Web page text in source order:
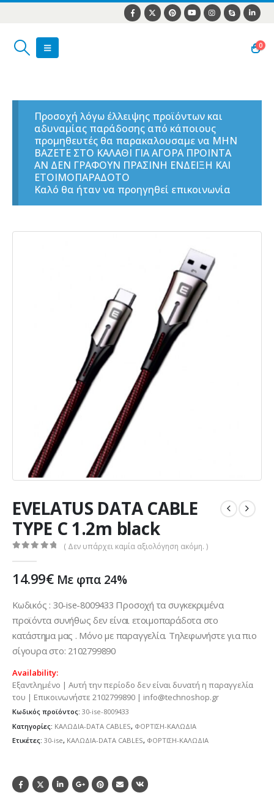
0
Προσοχή λόγω έλλειψης προϊόντων και
αδυναμίας παράδοσης από κάποιους
προμηθευτές θα παρακαλουσαμε να ΜΗΝ
ΒΑΖΕΤΕ ΣΤΟ ΚΑΛΑΘΙ ΓΙΑ ΑΓΟΡΑ ΠΡΟΙΝΤΑ
ΑΝ ΔΕΝ ΓΡΑΦΟΥΝ ΠΡΑΣΙΝΗ ΕΝΔΕΙΞΗ ΚΑΙ
ΕΤΟΙΜΟΠΑΡΑΔΟΤΟ
Καλό θα ήταν να προηγηθεί επικοινωνία
EVELATUS DATA CABLE
TYPE C 1.2m black
( Δεν υπάρχει καμία αξιολόγηση ακόμη. )
14.99€ Με φπα 24%
Κωδικός : 30-ise-8009433 Προσοχή τα συγκεκριμένα
προϊόντα συνήθως δεν είναι ετοιμοπαράδοτα στο
κατάστημα μας . Μόνο με παραγγελία. Τηλεφωνήστε για πιο
σίγουρα στο: 2102799890
Availability:
Εξαντλημένο | Αυτή την περίοδο δεν είναι δυνατή η παραγγελία
του | Επικοινωνήστε 2102799890 | info@technoshop.gr
Κωδικός προϊόντος: 30-ise-8009433
Κατηγορίες: ΚΑΛΩΔΙΑ-DATA CABLES, ΦΟΡΤΙΣΗ-ΚΑΛΩΔΙΑ
Ετικέτες: 30-ise, ΚΑΛΩΔΙΑ-DATA CABLES, ΦΟΡΤΙΣΗ-ΚΑΛΩΔΙΑ